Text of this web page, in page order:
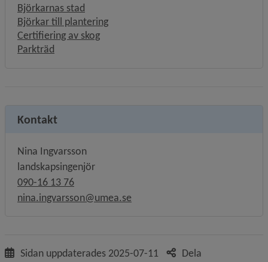
Björkarnas stad
Björkar till plantering
Certifiering av skog
Parkträd
Kontakt
Nina Ingvarsson
landskapsingenjör
090-16 13 76
nina.ingvarsson@umea.se
Sidan uppdaterades 2025-07-11 Dela